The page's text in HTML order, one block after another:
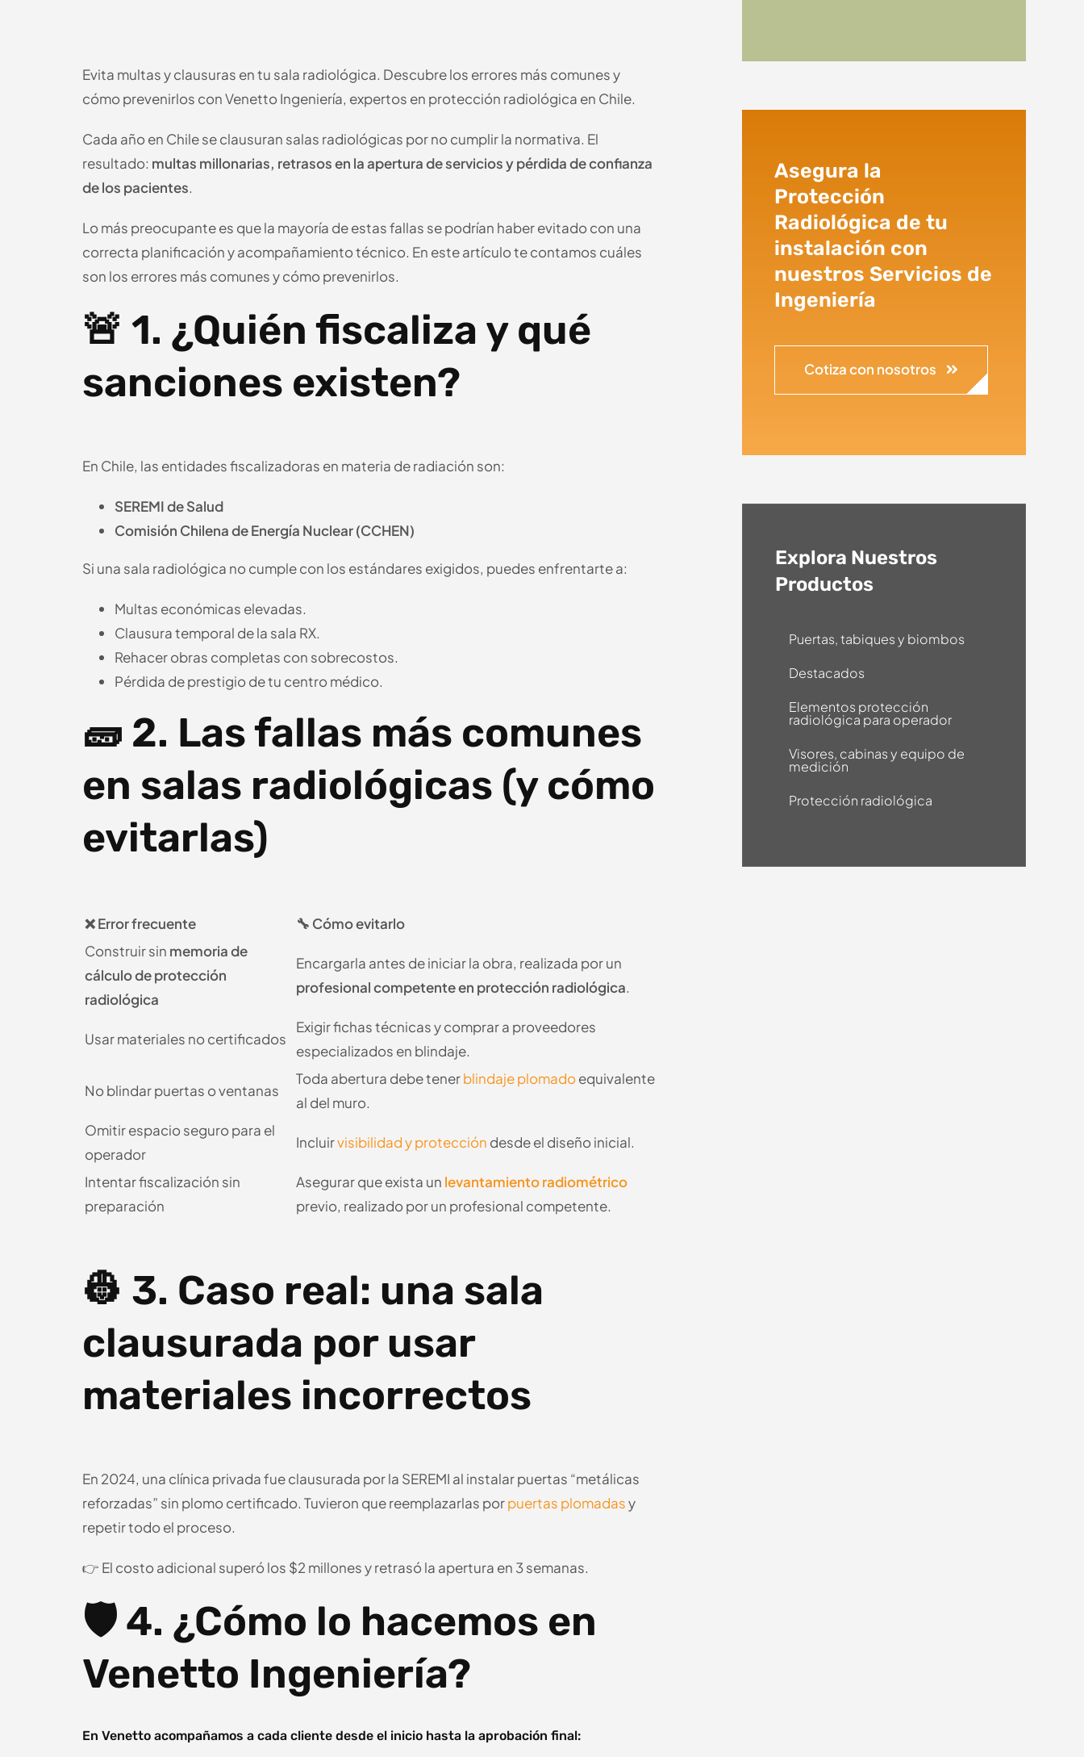
Evita multas y clausuras en tu sala radiológica. Descubre los errores más comunes y
cómo prevenirlos con Venetto Ingeniería, expertos en protección radiológica en Chile.
Cada año en Chile se clausuran salas radiológicas por no cumplir la normativa. El
resultado: multas millonarias, retrasos en la apertura de servicios y pérdida de confianza
de los pacientes.
Lo más preocupante es que la mayoría de estas fallas se podrían haber evitado con una
correcta planificación y acompañamiento técnico. En este artículo te contamos cuáles
son los errores más comunes y cómo prevenirlos.
🚨 1. ¿Quién fiscaliza y qué
sanciones existen?
En Chile, las entidades fiscalizadoras en materia de radiación son:
SEREMI de Salud
Comisión Chilena de Energía Nuclear (CCHEN)
Si una sala radiológica no cumple con los estándares exigidos, puedes enfrentarte a:
Multas económicas elevadas.
Clausura temporal de la sala RX.
Rehacer obras completas con sobrecostos.
Pérdida de prestigio de tu centro médico.
🧱 2. Las fallas más comunes
en salas radiológicas (y cómo
evitarlas)
❌ Error frecuente
🔧 Cómo evitarlo
Construir sin memoria de
cálculo de protección
radiológica
Encargarla antes de iniciar la obra, realizada por un
profesional competente en protección radiológica.
Usar materiales no certificados
Exigir fichas técnicas y comprar a proveedores
especializados en blindaje.
No blindar puertas o ventanas
Toda abertura debe tenerblindaje plomadoequivalente
al del muro.
Omitir espacio seguro para el
operador
Incluirvisibilidad y protección desde el diseño inicial.
Intentar fiscalización sin
preparación
Asegurar que exista un levantamiento radiométrico
previo, realizado por un profesional competente.
👷 3. Caso real: una sala
clausurada por usar
materiales incorrectos
En 2024, una clínica privada fue clausurada por la SEREMI al instalar puertas “metálicas
reforzadas” sin plomo certificado. Tuvieron que reemplazarlas porpuertas plomadasy
repetir todo el proceso.
👉 El costo adicional superó los $2 millones y retrasó la apertura en 3 semanas.
🛡️ 4. ¿Cómo lo hacemos en
Venetto Ingeniería?
En Venetto acompañamos a cada cliente desde el inicio hasta la aprobación final:
Asegura la
Protección
Radiológica de tu
instalación con
nuestros Servicios de
Ingeniería
Cotiza con nosotros
Explora Nuestros
Productos
Puertas, tabiques y biombos
Destacados
Elementos protección
radiológica para operador
Visores, cabinas y equipo de
medición
Protección radiológica